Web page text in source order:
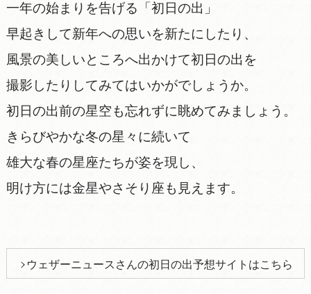
一年の始まりを告げる「初日の出」
早起きして新年への思いを新たにしたり、
風景の美しいところへ出かけて初日の出を
撮影したりしてみてはいかがでしょうか。
初日の出前の星空も忘れずに眺めてみましょう。
きらびやかな冬の星々に続いて
雄大な春の星座たちが姿を現し、
明け方には金星やさそり座も見えます。
ウェザーニュースさんの初日の出予想サイトはこちら